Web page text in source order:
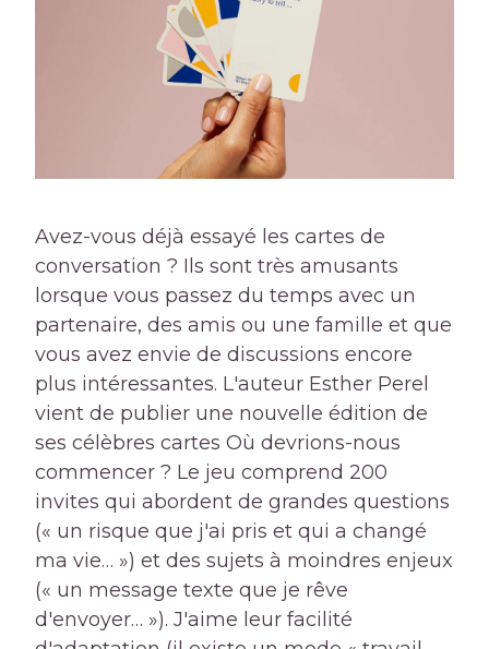
Avez-vous déjà essayé les cartes de
conversation ? Ils sont très amusants
lorsque vous passez du temps avec un
partenaire, des amis ou une famille et que
vous avez envie de discussions encore
plus intéressantes. L'auteur Esther Perel
vient de publier une nouvelle édition de
ses célèbres cartes Où devrions-nous
commencer ? Le jeu comprend 200
invites qui abordent de grandes questions
(« un risque que j'ai pris et qui a changé
ma vie… ») et des sujets à moindres enjeux
(« un message texte que je rêve
d'envoyer… »). J'aime leur facilité